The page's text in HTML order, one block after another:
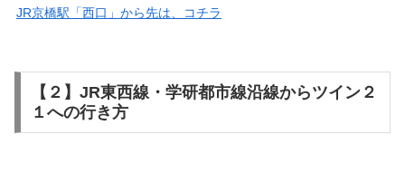
JR京橋駅「西口」から先は、コチラ
【２】JR東西線・学研都市線沿線からツイン２
１への行き方